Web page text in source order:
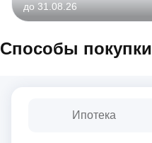
до 31.08.26
Способы покупки
Ипотека